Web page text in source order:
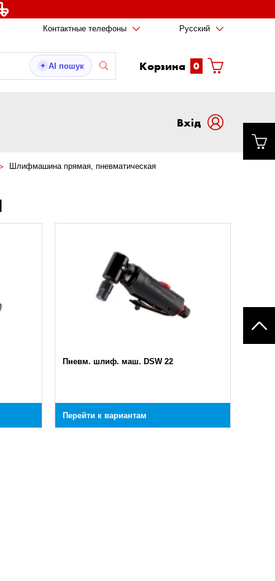
Контактные телефоны Русский
✦ AI пошук Корзина 0
Вxід
Шлифмашина прямая, пневматическая
Пневм. шлиф. маш. DSW 22
Перейти к вариантам